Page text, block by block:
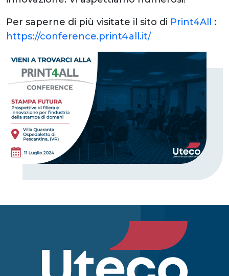
Per saperne di più visitate il sito di Print4All :
https://conference.print4all.it/